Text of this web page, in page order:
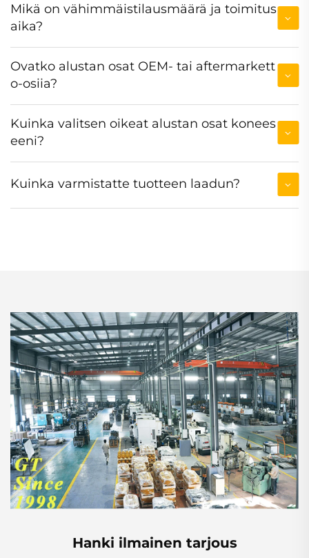
Mikä on vähimmäistilausmäärä ja toimitus
aika?
Ovatko alustan osat OEM- tai aftermarkett
o-osiia?
Kuinka valitsen oikeat alustan osat konees
eeni?
Kuinka varmistatte tuotteen laadun?
Hanki ilmainen tarjous